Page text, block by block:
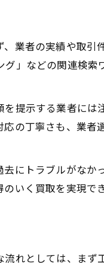
業者の実績や取引
」などの関連検索
提示する業者には
の丁寧さも、業者
にトラブルがなか
いく買取を実現でき
れとしては、まず